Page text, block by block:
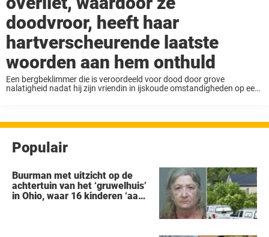
doodvroor, heeft haar
hartverscheurende laatste
woorden aan hem onthuld
Een bergbeklimmer die is veroordeeld voor dood door grove
nalatigheid nadat hij zijn vriendin in ijskoude omstandigheden op een
Populair
Buurman met uitzicht op de
achtertuin van het ‘gruwelhuis’
in Ohio, waar 16 kinderen ‘aan